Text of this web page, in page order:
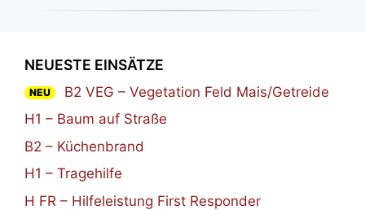
NEUESTE EINSÄTZE
NEU
B2 VEG – Vegetation Feld Mais/Getreide
H1 – Baum auf Straße
B2 – Küchenbrand
H1 – Tragehilfe
H FR – Hilfeleistung First Responder